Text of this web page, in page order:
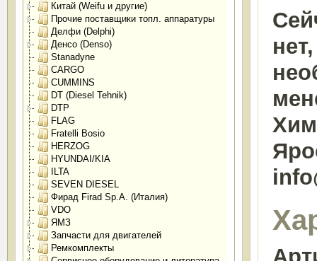
Китай (Weifu и другие)
Прочие поставщики топл. аппаратуры
Делфи (Delphi)
Денсо (Denso)
Stanadyne
CARGO
CUMMINS
DT (Diesel Tehnik)
DTP
FLAG
Fratelli Bosio
HERZOG
HYUNDAI/KIA
ILTA
SEVEN DIESEL
Фирад Firad Sp.A. (Италия)
VDO
ЯМЗ
Запчасти для двигателей
Ремкомплекты